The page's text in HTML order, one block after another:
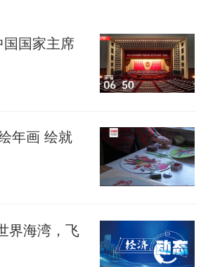
pages/2024/12/31/75e9caa15b82426c8edf0f26
国家主席
年画 绘就
界海湾，飞